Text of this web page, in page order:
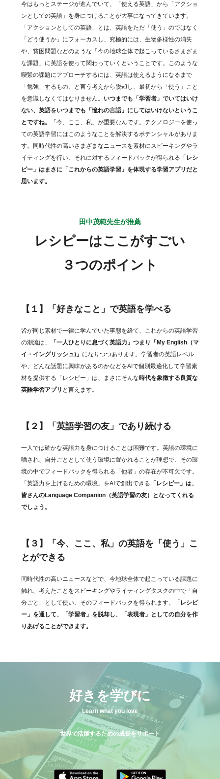
今はもっとステージが進んでいて、「使える英語」から「アクショ
ンとしての英語」を身につけることが大事になってきています。
「アクションとしての英語」とは、英語をただ「使う」のではなく
「どう使うか」にフォーカスし、究極的には、生物多様性の消失
や、貧困問題などのような「今の地球全体で起こっているさまざま
な課題」に英語を使って関わっていくということです。このような
喫緊の課題にアプローチするには、英語は使えるようになるまで
「勉強」するもの、と言う考えから脱却し、最初から「使う」こと
を意識しなくてはなりません。
いつまでも「学習者」でいてはいけ
ない、英語をいつまでも「憧れの言語」にしてはいけないというこ
とですね。
「今、ここ、私」が重要なんです。テクノロジーを使っ
ての英語学習にはこのようなことを解決するポテンシャルがありま
す。同時代性の高いさまざまなニュースを素材にスピーキングやラ
イティングを行い、それに対するフィードバックが得られる 「レシ
ピー」はまさに「これからの英語学習」を体現する学習アプリだと
思います。
田中茂範先生が推薦
レシピーはここがすごい
３つのポイント
【１】「好きなこと」で英語を学べる
皆が同じ素材で一律に学んでいた事態を経て、これからの英語学習
の潮流は、
「一人ひとりに息づく英語力」つまり「My English（マ
イ・イングリッシュ)」 になりつつあります。学習者の英語レベル
や、どんな話題に興味があるのかなどをAIで個別最適化して学習素
材を提供する「レシピー」は、まさにそんな時代を象徴する良質な
英語学習アプリ と言えます。
【２】「英語学習の友」であり続ける
一人では確かな英語力を身につけることは困難です。英語の環境に
晒され、自分ごととして使う環境に置かれることが理想で、その環
境の中でフィードバックを得られる「他者」の存在が不可欠です。
「英語力を上げるための環境」をAIで創出できる 「レシピー」は、
皆さんのLanguage Companion（英語学習の友）となってくれる
でしょう。
【３】「今、ここ、私」の英語を「使う」こ
とができる
同時代性の高いニュースなどで、今地球全体で起こっている課題に
触れ、考えたことをスピーキングやライティングタスクの中で「自
分ごと」として使い、そのフィードバックを得られます。
「レシピ
ー」を通して、「学習者」を脱却し、「表現者」としての自分を作
りあげることができます。
好きを学びに
Learn what you love
世界で活躍するための成長をサポート